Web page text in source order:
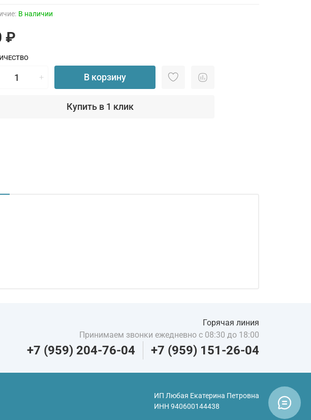
В наличии
₽
В корзину
Купить в 1 клик
Горячая линия
Принимаем звонки ежедневно с 08:30 до 18:00
+7 (959) 204-76-04 +7 (959) 151-26-04
ИП Любая Екатерина Петровна
ИНН 940600144438